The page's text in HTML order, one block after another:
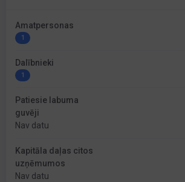
Amatpersonas
1
Dalībnieki
1
Patiesie labuma
guvēji
Nav datu
Kapitāla daļas citos
uzņēmumos
Nav datu